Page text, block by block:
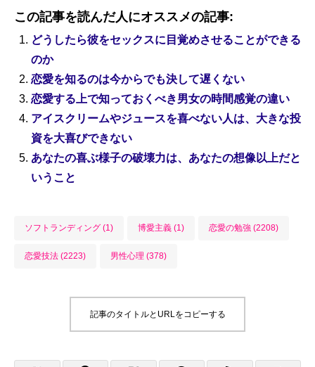
この記事を読んだ人にオススメの記事:
どうしたら彼をセックスに目覚めさせることができる
のか
恋愛を知るのは今からでも決して遅くない
恋愛する上で知っておくべき男女の時間感覚の違い
アイスクリームやジュースを喜べない人は、大きな投
資を大喜びできない
あなたの喜ぶ様子の破壊力は、あなたの想像以上だと
いうこと
ソフトランディング (1) 博愛主義 (1) 恋愛の勉強 (2208)
恋愛技法 (2223) 男性心理 (378)
記事のタイトルとURLをコピーする